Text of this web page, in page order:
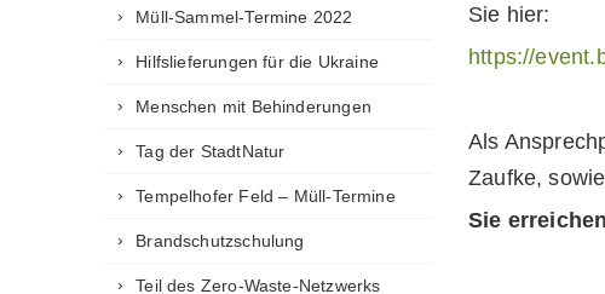
Sie hier:
https://
Als
Zaufke,
Sie
Müll-Sammel-Termine 2022
Hilfslieferungen für die Ukraine
Menschen mit Behinderungen
Tag der StadtNatur
Tempelhofer Feld – Müll-Termine
Brandschutzschulung
Teil des Zero-Waste-Netzwerks